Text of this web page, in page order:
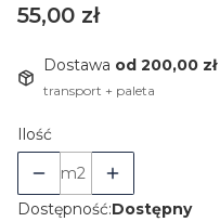
Cena
55,00 zł
Dostawa od 200,00 zł
transport + paleta
Ilość
m2
Dostępność:Dostępny